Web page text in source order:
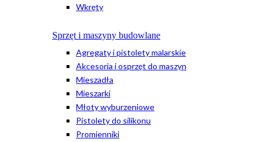
Wkręty
Sprzęt i maszyny budowlane
Agregaty i pistolety malarskie
Akcesoria i osprzęt do maszyn
Mieszadła
Mieszarki
Młoty wyburzeniowe
Pistolety do silikonu
Promienniki